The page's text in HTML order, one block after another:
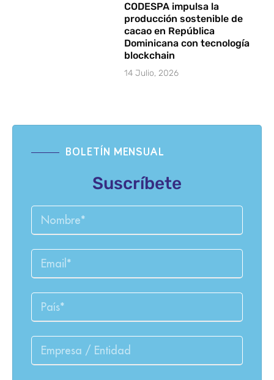
CODESPA impulsa la
producción sostenible de
cacao en República
Dominicana con tecnología
blockchain
14 Julio, 2026
BOLETÍN MENSUAL
Suscríbete